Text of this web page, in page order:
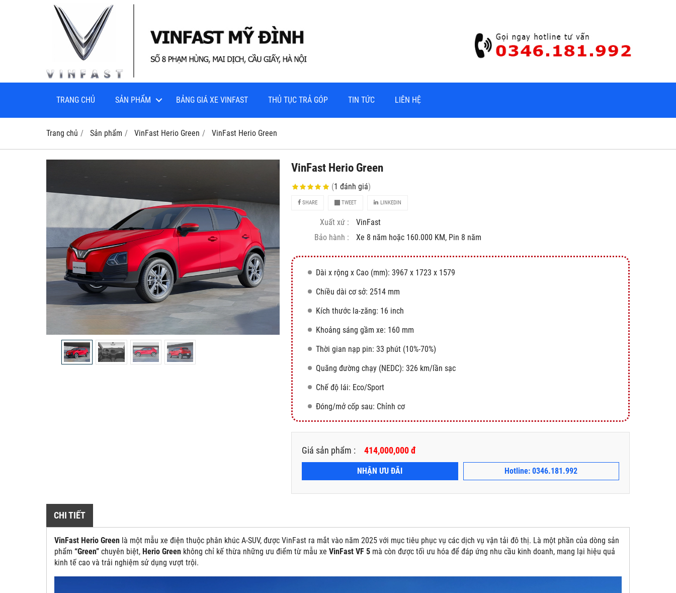
TRANG CHỦ SẢN PHẨM BẢNG GIÁ XE VINFAST THỦ TỤC TRẢ GÓP TIN TỨC LIÊN HỆ
Trang chủ Sản phẩm VinFast Herio Green VinFast Herio Green
VinFast Herio Green
(1đánh giá)
SHARE TWEET LINKEDIN
Xuất xứ :
VinFast
Bảo hành :
Xe 8 năm hoặc 160.000 KM, Pin 8 năm
Dài x rộng x Cao (mm): 3967 x 1723 x 1579
Chiều dài cơ sở: 2514 mm
Kích thước la-zăng: 16 inch
Khoảng sáng gầm xe: 160 mm
Thời gian nạp pin: 33 phút (10%-70%)
Quãng đường chạy (NEDC): 326 km/lần sạc
Chế độ lái: Eco/Sport
Đóng/mở cốp sau: Chỉnh cơ
Giá sản phẩm : 414,000,000 đ
NHẬN ƯU ĐÃI Hotline: 0346.181.992
CHI TIẾT
VinFast Herio Green là một mẫu xe điện thuộc phân khúc A-SUV, được VinFast ra mắt vào năm 2025 với mục tiêu phục vụ các dịch vụ vận tải đô thị. Là một phần của dòng sản
phẩm “Green” chuyên biệt, Herio Green không chỉ kế thừa những ưu điểm từ mẫu xe VinFast VF 5 mà còn được tối ưu hóa để đáp ứng nhu cầu kinh doanh, mang lại hiệu quả
kinh tế cao và trải nghiệm sử dụng vượt trội.